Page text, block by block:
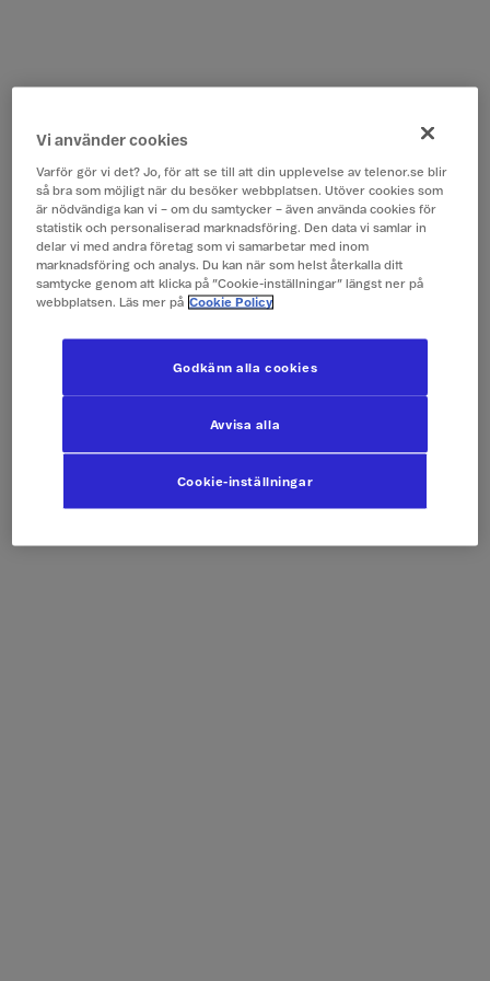
Vi använder cookies
Varför gör vi det? Jo, för att se till att din upplevelse av telenor.se blir
så bra som möjligt när du besöker webbplatsen. Utöver cookies som
är nödvändiga kan vi – om du samtycker – även använda cookies för
statistik och personaliserad marknadsföring. Den data vi samlar in
delar vi med andra företag som vi samarbetar med inom
marknadsföring och analys. Du kan när som helst återkalla ditt
samtycke genom att klicka på ”Cookie-inställningar” längst ner på
webbplatsen. Läs mer på Cookie Policy
Cookie-inställningar
Avvisa alla
Godkänn alla cookies